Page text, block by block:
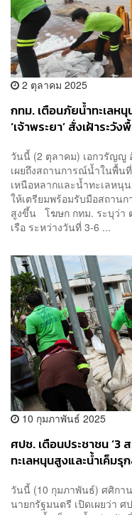
2 ตุลาคม 2025
กทม. เตือนภัยน้ำทะเลห
‘เจ้าพระยา’ สั่งเฝ้าระ
วันนี้ (2 ตุลาคม) เอกวรัญญู
เผยถึงสถานการณ์น้ำในพื้น
เหนือหลากและน้ำทะเลหนุ
ให้เตรียมพร้อมรับมือสถาน
สูงขึ้น โฆษก กทม. ระบุว่า
เรือ ระหว่างวันที่ 3-6 ...
10 กุมภาพันธ์ 2025
ศปช. เตือนประชาชน ‘3
ทะเลหนุนสูงและน้ำเค็มรุ
วันนี้ (10 กุมภาพันธ์) ศศิกา
นายกรัฐมนตรี เปิดเผยว่า ศ